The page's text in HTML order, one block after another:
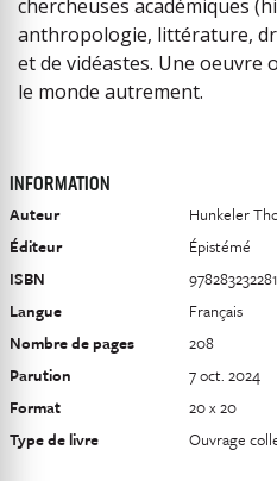
chercheuses académiques
anthropologie, littérature,
et de vidéastes. Une
le monde autrement.
INFORMATION
Auteur
Hunkeler
Éditeur
Épistémé
ISBN
Langue
Français
Nombre de pages
208
Parution
7 oct. 2024
Format
20 x 20
Type de livre
Ouvrage